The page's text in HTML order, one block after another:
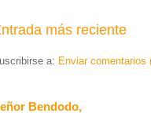
más reciente
a: Enviar comentarios
Bendodo,